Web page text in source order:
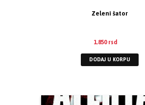
Zeleni šator
1.850 rsd
DODAJ U KORPU